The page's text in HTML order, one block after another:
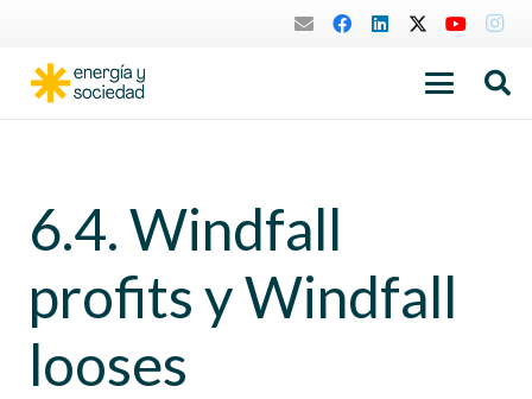
6.4. Windfall
profits y Windfall
looses